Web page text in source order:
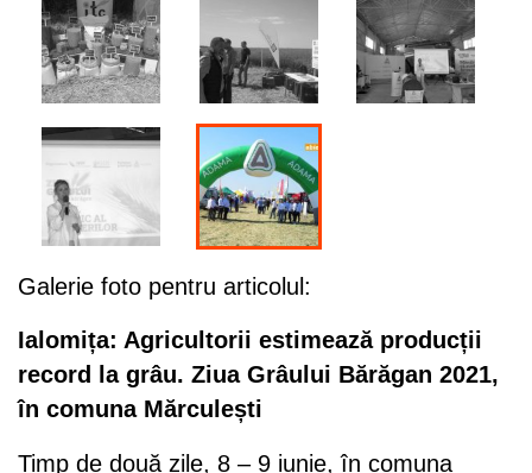
Galerie foto pentru articolul:
Ialomița: Agricultorii estimează producții
record la grâu. Ziua Grâului Bărăgan 2021,
în comuna Mărculești
Timp de două zile, 8 – 9 iunie, în comuna